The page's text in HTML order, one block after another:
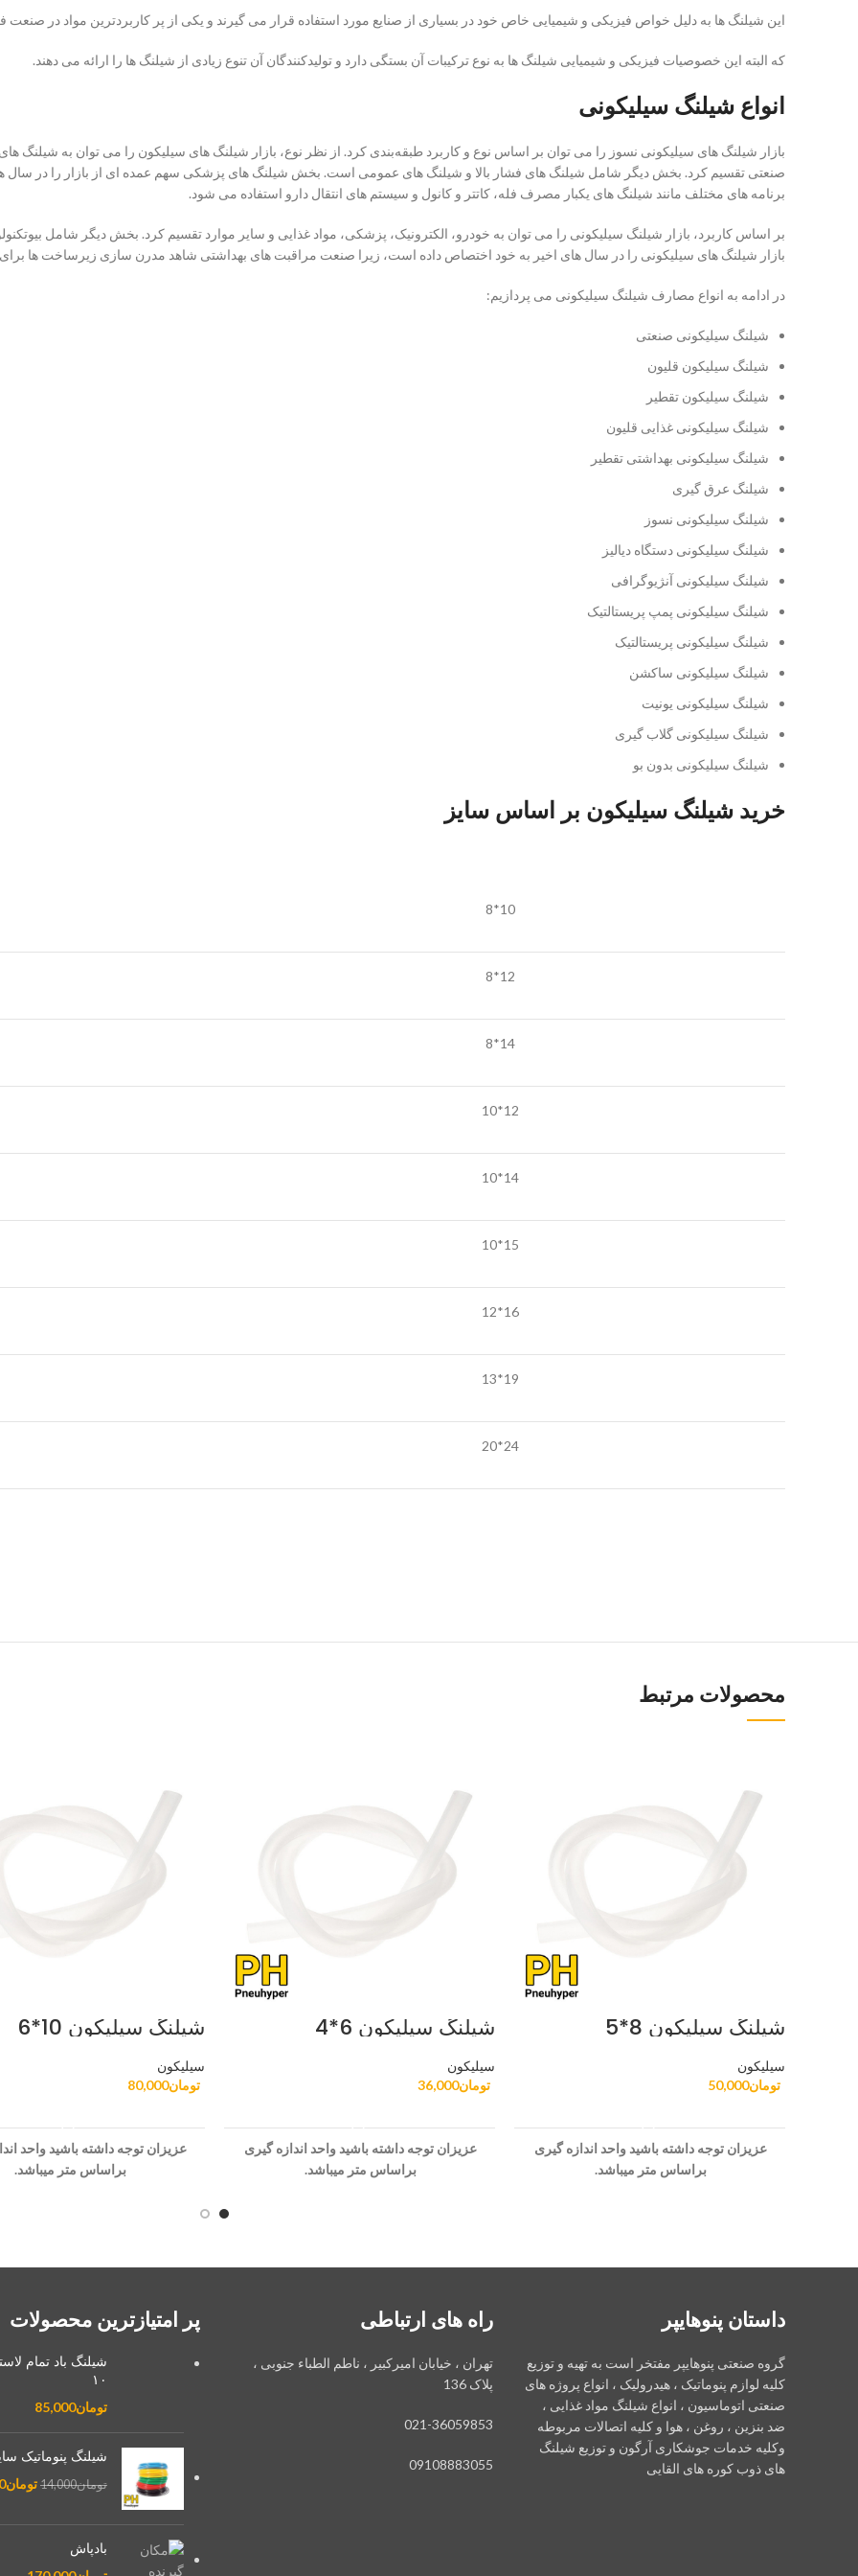
این شیلنگ ها به دلیل خواص فیزیکی و شیمیایی خاص خود در بسیاری از صنایع مورد استفاده قرار می گیرند و یکی از پر کاربردترین مواد در صنعت
که البته این خصوصیات فیزیکی و شیمیایی شیلنگ ها به نوع ترکیبات آن بستگی دارد و تولیدکنندگان آن تنوع زیادی از شیلنگ ها را ارائه می دهند.
انواع شیلنگ سیلیکونی
بازار شیلنگ های سیلیکونی نسوز را می توان بر اساس نوع و کاربرد طبقه‌بندی کرد. از نظر نوع، بازار شیلنگ های سیلیکون را می توان به
صنعتی تقسیم کرد. بخش دیگر شامل شیلنگ های فشار بالا و شیلنگ های عمومی است. بخش شیلنگ های پزشکی سهم عمده ای از بازار را در سال
برنامه های مختلف مانند شیلنگ های یکبار مصرف فله، کاتتر و کانول و سیستم های انتقال دارو استفاده می شود.
بر اساس کاربرد، بازار شیلنگ سیلیکونی را می توان به خودرو، الکترونیک، پزشکی، مواد غذایی و سایر موارد تقسیم کرد. بخش دیگر شامل
بازار شیلنگ های سیلیکونی را در سال های اخیر به خود اختصاص داده است، زیرا صنعت مراقبت های بهداشتی شاهد مدرن سازی زیرساخت ها
در ادامه به انواع مصارف شیلنگ سیلیکونی می پردازیم:
شیلنگ سیلیکونی صنعتی
شیلنگ سیلیکون قلیون
شیلنگ سیلیکون تقطیر
شیلنگ سیلیکونی غذایی قلیون
شیلنگ سیلیکونی بهداشتی تقطیر
شیلنگ عرق گیری
شیلنگ سیلیکونی نسوز
شیلنگ سیلیکونی دستگاه دیالیز
شیلنگ سیلیکونی آنژیوگرافی
شیلنگ سیلیکونی پمپ پریستالتیک
شیلنگ سیلیکونی پریستالتیک
شیلنگ سیلیکونی ساکشن
شیلنگ سیلیکونی یونیت
شیلنگ سیلیکونی گلاب گیری
شیلنگ سیلیکونی بدون بو
خرید شیلنگ سیلیکون بر اساس سایز
10*8
12*8
14*8
12*10
14*10
15*10
16*12
19*13
24*20
محصولات مرتبط
شیلنگ سیلیکون 8*5
سیلیکون
تومان50,000
عزیزان توجه داشته باشید واحد اندازه گیری
براساس متر میباشد.
شیلنگ سیلیکون 6*4
سیلیکون
تومان36,000
عزیزان توجه داشته باشید واحد اندازه گیری
براساس متر میباشد.
شیلنگ سیلیکون 10*6
سیلیکون
تومان80,000
عزیزان توجه داشته باشید واحد
براساس متر میباشد.
داستان پنوهایپر
گروه صنعتی پنوهایپر مفتخر است به تهیه و توزیع
کلیه لوازم پنوماتیک ، هیدرولیک ، انواع پروژه های
صنعتی اتوماسیون ، انواع شیلنگ مواد غذایی ،
ضد بنزین ، روغن ، هوا و کلیه اتصالات مربوطه
وکلیه خدمات جوشکاری آرگون و توزیع شیلنگ
های ذوب کوره های القایی
راه های ارتباطی
تهران ، خیابان امیرکبیر ، ناطم الطباء جنوبی ،
پلاک 136
021-36059853
09108883055
پر امتیازترین محصولات
شیلنگ باد تمام
۱۰
تومان85,000
شیلنگ پنوماتیک سایز
تومان14,000 تومان
بادپاش